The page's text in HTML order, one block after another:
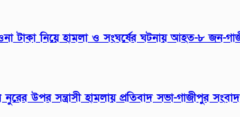
টাকা নিয়ে হামলা ও সংঘর্ষের ঘটনায় আহত-৮ জন-
উপর সন্ত্রাসী হামলায় প্রতিবাদ সভা-গাজীপুর সংবাদ